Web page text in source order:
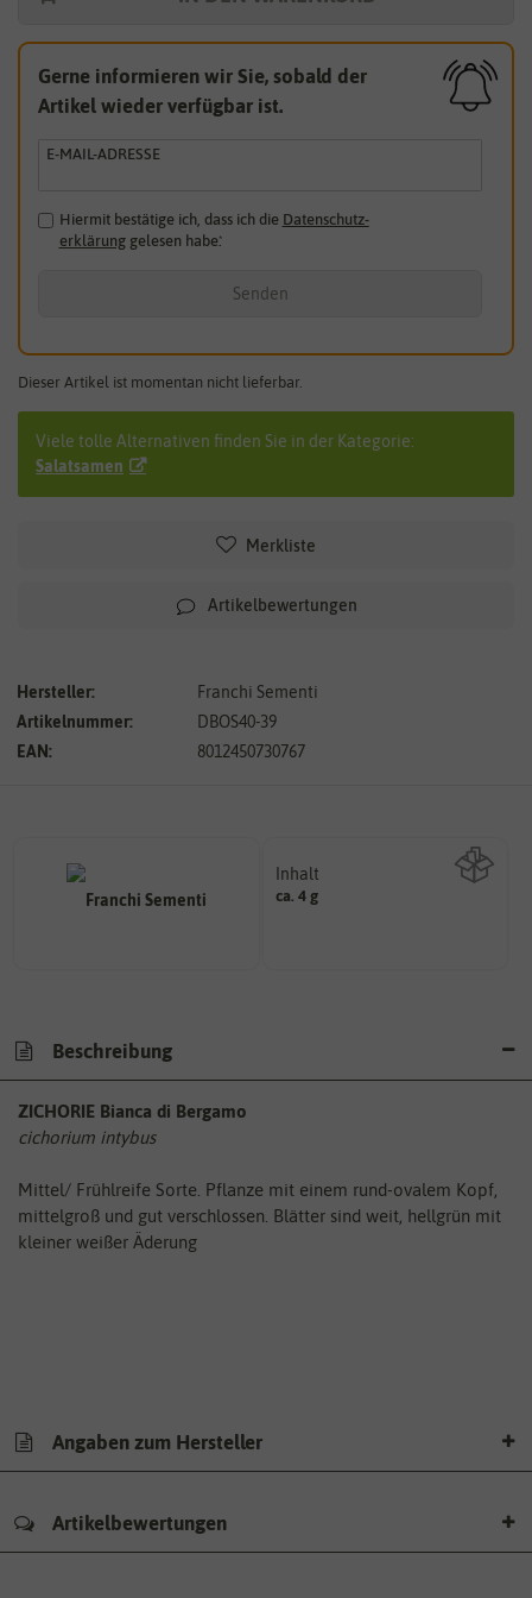
Gerne informieren wir Sie, sobald der
Artikel wieder verfügbar ist.
E-MAIL-ADRESSE
Hiermit bestätige ich, dass ich die Daten­schutz­
erklärunggelesen habe.*
Senden
Dieser Artikel ist momentan nicht lieferbar.
Viele tolle Alternativen finden Sie in der Kategorie:
Salatsamen
Merkliste
Artikelbewertungen
Hersteller:
Franchi Sementi
Artikelnummer:
DBOS40-39
EAN:
8012450730767
Inhalt
ca. 4 gWie viel ist enthalten
Beschreibung
ZICHORIE Bianca di Bergamo
cichorium intybus
Mittel/ Frühlreife Sorte. Pflanze mit einem rund-ovalem Kopf,
mittelgroß und gut verschlossen. Blätter sind weit, hellgrün mit
kleiner weißer Äderung
Angaben zum Hersteller
Artikelbewertungen